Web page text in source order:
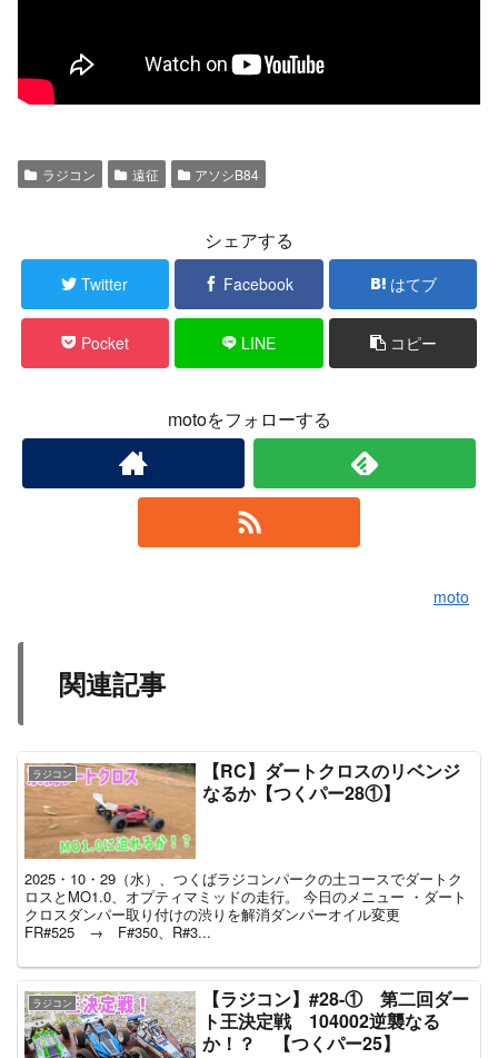
ラジコン 遠征 アソシB84
シェアする
Twitter Facebook はてブ
Pocket LINE コピー
motoをフォローする
moto
関連記事
ラジコン
【RC】ダートクロスのリベンジ
なるか【つくパー28①】
2025・10・29（水）、つくばラジコンパークの土コースでダートク
ロスとMO1.0、オプティマミッドの走行。 今日のメニュー ・ダート
クロスダンパー取り付けの渋りを解消ダンパーオイル変更
FR#525 → F#350、R#3...
ラジコン
【ラジコン】#28-① 第二回ダー
ト王決定戦 104002逆襲なる
か！？ 【つくパー25】